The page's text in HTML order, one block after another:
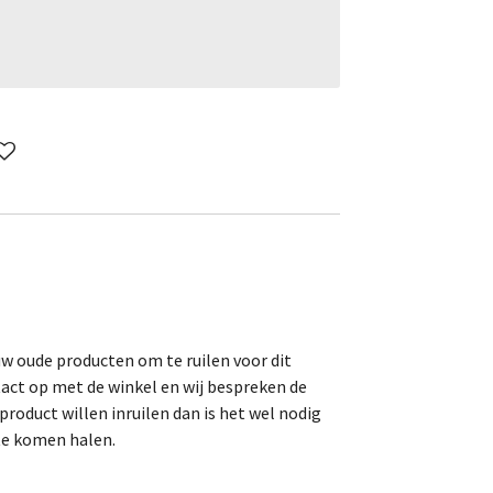
oude producten om te ruilen voor dit
op met de winkel en wij bespreken de
willen inruilen dan is het wel nodig
komen halen.